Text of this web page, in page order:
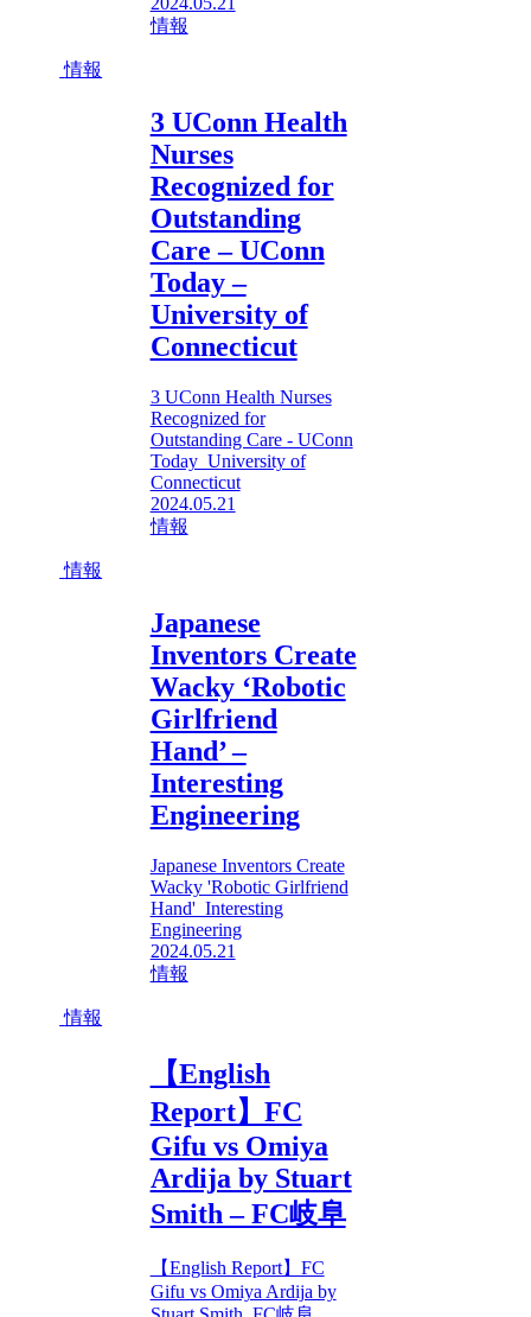
情報
情報
3 UConn Health
Nurses
Recognized for
Outstanding
Care – UConn
Today –
University of
Connecticut
3 UConn Health Nurses
Recognized for
Outstanding Care - UConn
Today University of
Connecticut
2024.05.21
情報
情報
Japanese
Inventors Create
Wacky ‘Robotic
Girlfriend
Hand’ –
Interesting
Engineering
Japanese Inventors Create
Wacky 'Robotic Girlfriend
Hand' Interesting
Engineering
2024.05.21
情報
情報
【English
Report】FC
Gifu vs Omiya
Ardija by Stuart
Smith – FC岐阜
【English Report】FC
Gifu vs Omiya Ardija by